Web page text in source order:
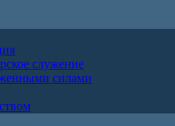
служение
силами